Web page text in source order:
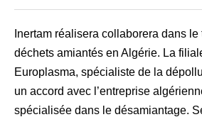
Inertam réalisera collaborera dans
déchets amiantés en Algérie. La
Europlasma, spécialiste de la
un accord avec l’entreprise
spécialisée dans le désamiantage.